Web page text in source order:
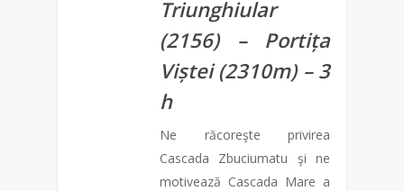
Triunghiular
(2156) – Portița
Viștei (2310m) – 3
h
Ne răcoreşte privirea
Cascada Zbuciumatu şi ne
motivează Cascada Mare a